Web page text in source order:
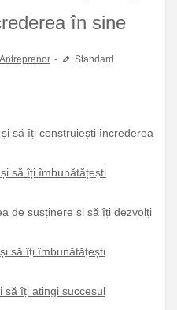
în sine
Standard
să îți construiești încrederea
să îți îmbunătățești
de susținere și să îți dezvolți
să îți îmbunătățești
să îți atingi succesul